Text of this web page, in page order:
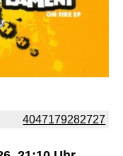
4047179282727